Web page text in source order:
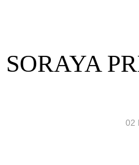
SORAYA
02